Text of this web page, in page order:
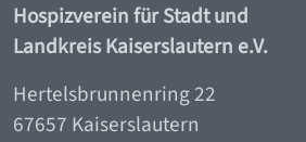
Hospizverein für Stadt und
Landkreis Kaiserslautern e.V.
Hertelsbrunnenring 22
67657 Kaiserslautern